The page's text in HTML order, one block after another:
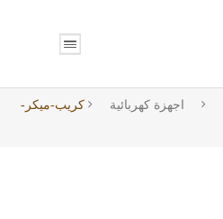
اجهزة كهربائية
كريب-ميكر-